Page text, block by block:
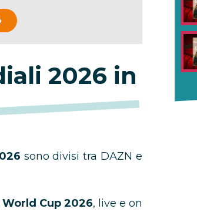
2026 in
sono divisi tra DAZN e
Cup 2026, live e on